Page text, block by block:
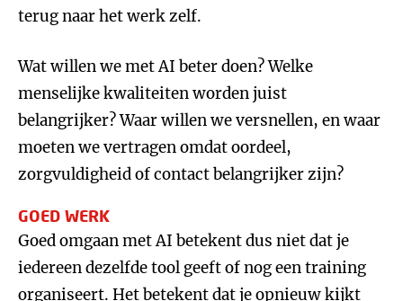
terug naar het werk zelf.
Wat willen we met AI beter doen? Welke
menselijke kwaliteiten worden juist
belangrijker? Waar willen we versnellen, en waar
moeten we vertragen omdat oordeel,
zorgvuldigheid of contact belangrijker zijn?
GOED WERK
Goed omgaan met AI betekent dus niet dat je
iedereen dezelfde tool geeft of nog een training
organiseert. Het betekent dat je opnieuw kijkt